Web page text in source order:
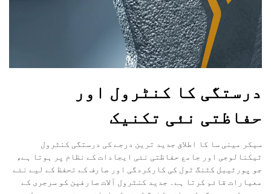
درستگی کا کنٹرول اور
حفاظتی نئی تکنیک
سیکر مینی سا کا اطلاق جدید ترین درجے کی درستگی کنٹرول
ٹیکنالوجی اور جامع حفاظتی نئی ایجادات کے نظام پر ہوتا ہے،
جو پورٹیبل کٹنگ ٹول کی کارکردگی اور صارف کے تحفظ کے لیے نئے
معیارات قائم کرتا ہے۔ جدید کنٹرول آلات صارفین کو سرجری کے